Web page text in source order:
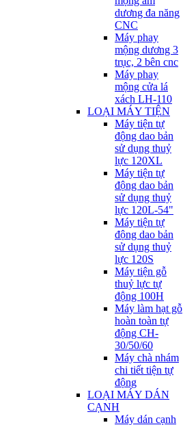
dương đa năng
CNC
Máy phay
mộng dương 3
trục, 2 bên cnc
Máy phay
mộng cửa lá
xách LH-110
LOẠI MÁY TIỆN
Máy tiện tự
động dao bản
sử dụng thuỷ
lực 120XL
Máy tiện tự
động dao bản
sử dụng thuỷ
lực 120L-54"
Máy tiện tự
động dao bản
sử dụng thuỷ
lực 120S
Máy tiện gỗ
thuỷ lực tự
động 100H
Máy làm hạt gỗ
hoàn toàn tự
động CH-
30/50/60
Máy chà nhám
chi tiết tiện tự
động
LOẠI MÁY DÁN
CẠNH
Máy dán cạnh